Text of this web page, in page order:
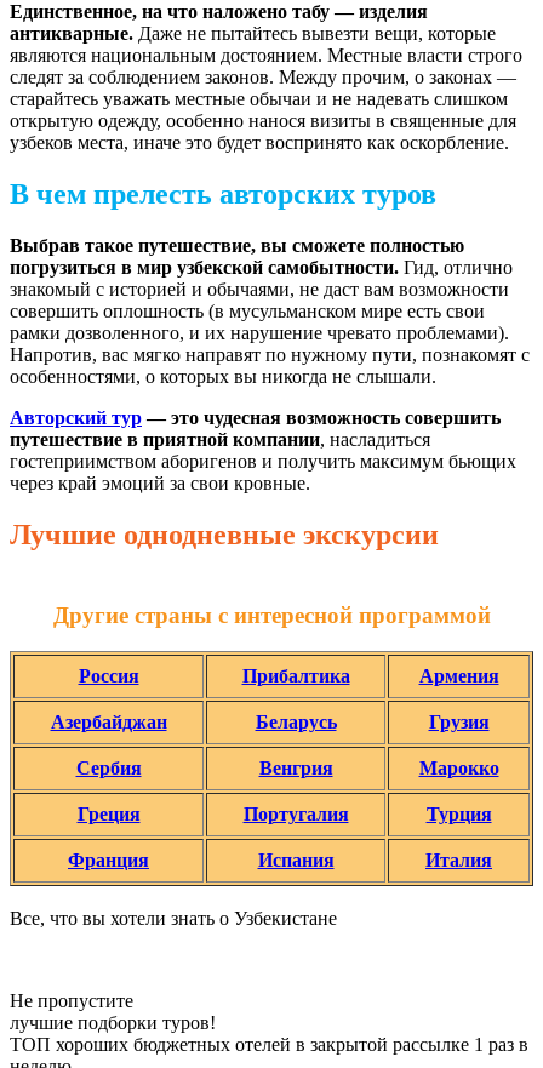
Единственное, на что наложено табу — изделия
антикварные. Даже не пытайтесь вывезти вещи, которые
являются национальным достоянием. Местные власти строго
следят за соблюдением законов. Между прочим, о законах —
старайтесь уважать местные обычаи и не надевать слишком
открытую одежду, особенно нанося визиты в священные для
узбеков места, иначе это будет воспринято как оскорбление.
В чем прелесть авторских туров
Выбрав такое путешествие, вы сможете полностью
погрузиться в мир узбекской самобытности. Гид, отлично
знакомый с историей и обычаями, не даст вам возможности
совершить оплошность (в мусульманском мире есть свои
рамки дозволенного, и их нарушение чревато проблемами).
Напротив, вас мягко направят по нужному пути, познакомят с
особенностями, о которых вы никогда не слышали.
Авторский тур— это чудесная возможность совершить
путешествие в приятной компании, насладиться
гостеприимством аборигенов и получить максимум бьющих
через край эмоций за свои кровные.
Лучшие однодневные экскурсии
Другие страны с интересной программой
Россия Прибалтика Армения
Азербайджан Беларусь Грузия
Сербия Венгрия Марокко
Греция Португалия Турция
Франция Испания Италия
Все, что вы хотели знать o Узбекистане
Не пропустите
лучшие подборки туров!
ТОП хороших бюджетных отелей в закрытой рассылке 1 раз в